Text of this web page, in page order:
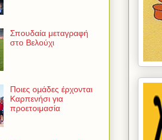
Σπουδαία μεταγραφή
στο Βελούχι
Ποιες ομάδες έρχονται
Καρπενήσι για
προετοιμασία